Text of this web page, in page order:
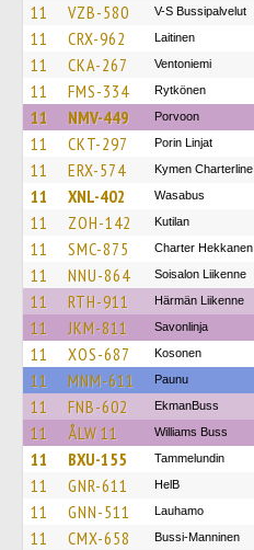
11 VZB-580 V-S Bussipalvelut
11 CRX-962 Laitinen
11 CKA-267 Ventoniemi
11 FMS-334 Rytkönen
11 NMV-449 Porvoon
11 CKT-297 Porin Linjat
11 ERX-574 Kymen Charterline
11 XNL-402 Wasabus
11 ZOH-142 Kutilan
11 SMC-875 Charter Hekkanen
11 NNU-864 Soisalon Liikenne
11 RTH-911 Härmän Liikenne
11 JKM-811 Savonlinja
11 XOS-687 Kosonen
11 MNM-611 Paunu
11 FNB-602 EkmanBuss
11 ÅLW 11 Williams Buss
11 BXU-155 Tammelundin
11 GNR-611 HelB
11 GNN-511 Lauhamo
11 CMX-658 Bussi-Manninen